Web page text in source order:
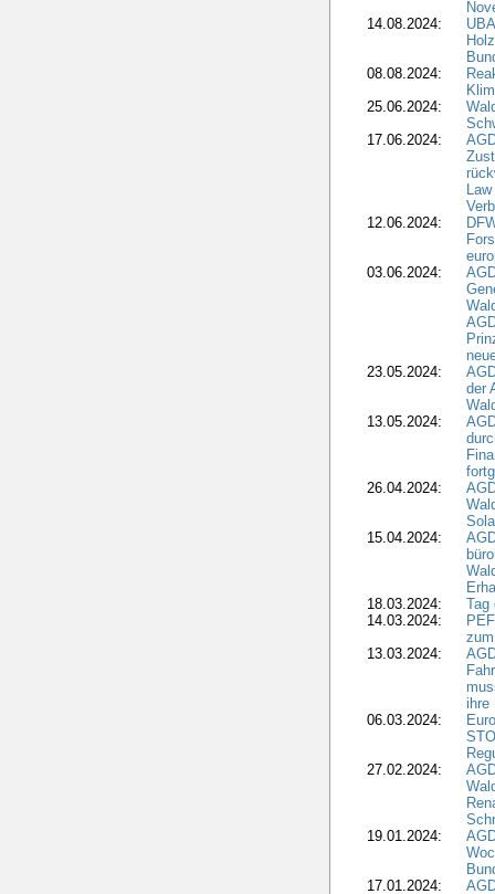
14.08.2024:
08.08.2024:
25.06.2024:
17.06.2024:
12.06.2024:
03.06.2024:
23.05.2024:
der
13.05.2024:
26.04.2024:
15.04.2024:
18.03.2024:
Tag
14.03.2024:
13.03.2024:
ihre
06.03.2024:
27.02.2024:
19.01.2024:
17.01.2024: